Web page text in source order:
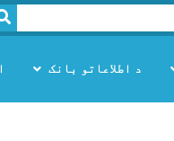
د اطلاعاتو بانک